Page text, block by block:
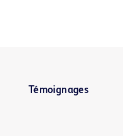
Témoignages